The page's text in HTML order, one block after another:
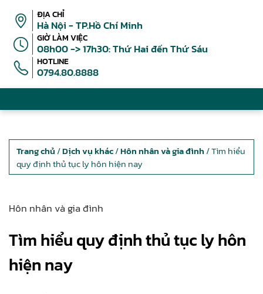
ĐỊA CHỈ
Hà Nội - TP.Hồ Chí Minh
GIỜ LÀM VIỆC
08h00 -> 17h30: Thứ Hai đến Thứ Sáu
HOTLINE
0794.80.8888
Trang chủ /Dịch vụ khác/Hôn nhân và gia đình / Tìm hiểu
quy định thủ tục ly hôn hiện nay
Hôn nhân và gia đình
Tìm hiểu quy định thủ tục ly hôn
hiện nay